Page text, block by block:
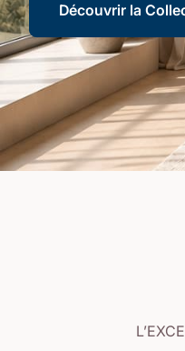
Découvrir la